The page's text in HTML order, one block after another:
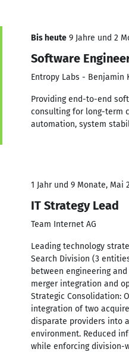
Bis heute 9 Jahre und 2
Software
Entropy Labs - Benjamin
Providing end-to-end
consulting for long-term
automation, system
1 Jahr und 9 Monate, Mai
IT Strategy Lead
Team Internet AG
Leading technology
Search Division (3
between engineering
merger integration and
Strategic Consolidation:
integration of two
disparate providers into
environment. Reduced
while enforcing division-